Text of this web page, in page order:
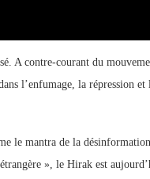
A contre-courant du
l’enfumage, la répression et
le mantra de la désinformation
», le Hirak est